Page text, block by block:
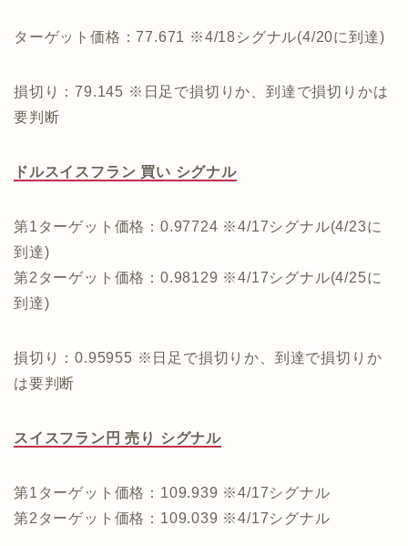
ターゲット価格：77.671 ※4/18シグナル(4/20に到達)
損切り：79.145 ※日足で損切りか、到達で損切りかは
要判断
ドルスイスフラン 買い シグナル
第1ターゲット価格：0.97724 ※4/17シグナル(4/23に
到達)
第2ターゲット価格：0.98129 ※4/17シグナル(4/25に
到達)
損切り：0.95955 ※日足で損切りか、到達で損切りか
は要判断
スイスフラン円 売り シグナル
第1ターゲット価格：109.939 ※4/17シグナル
第2ターゲット価格：109.039 ※4/17シグナル